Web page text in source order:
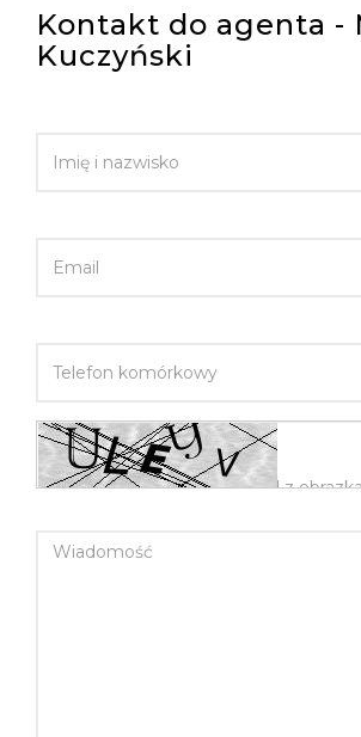
Kontakt do agenta -
Kuczyński